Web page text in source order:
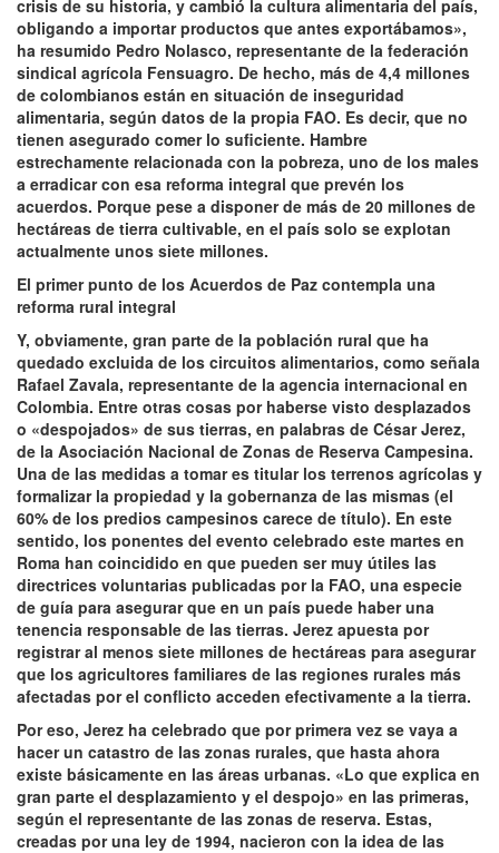
crisis de su historia, y cambió la cultura alimentaria del país,
obligando a importar productos que antes exportábamos»,
ha resumido Pedro Nolasco, representante de la federación
sindical agrícola Fensuagro. De hecho, más de 4,4 millones
de colombianos están en situación de inseguridad
alimentaria, según datos de la propia FAO. Es decir, que no
tienen asegurado comer lo suficiente. Hambre
estrechamente relacionada con la pobreza, uno de los males
a erradicar con esa reforma integral que prevén los
acuerdos. Porque pese a disponer de más de 20 millones de
hectáreas de tierra cultivable, en el país solo se explotan
actualmente unos siete millones.
El primer punto de los Acuerdos de Paz contempla una
reforma rural integral
Y, obviamente, gran parte de la población rural que ha
quedado excluida de los circuitos alimentarios, como señala
Rafael Zavala, representante de la agencia internacional en
Colombia. Entre otras cosas por haberse visto desplazados
o «despojados» de sus tierras, en palabras de César Jerez,
de la Asociación Nacional de Zonas de Reserva Campesina.
Una de las medidas a tomar es titular los terrenos agrícolas y
formalizar la propiedad y la gobernanza de las mismas (el
60% de los predios campesinos carece de título). En este
sentido, los ponentes del evento celebrado este martes en
Roma han coincidido en que pueden ser muy útiles las
directrices voluntarias publicadas por la FAO, una especie
de guía para asegurar que en un país puede haber una
tenencia responsable de las tierras. Jerez apuesta por
registrar al menos siete millones de hectáreas para asegurar
que los agricultores familiares de las regiones rurales más
afectadas por el conflicto acceden efectivamente a la tierra.
Por eso, Jerez ha celebrado que por primera vez se vaya a
hacer un catastro de las zonas rurales, que hasta ahora
existe básicamente en las áreas urbanas. «Lo que explica en
gran parte el desplazamiento y el despojo» en las primeras,
según el representante de las zonas de reserva. Estas,
creadas por una ley de 1994, nacieron con la idea de las